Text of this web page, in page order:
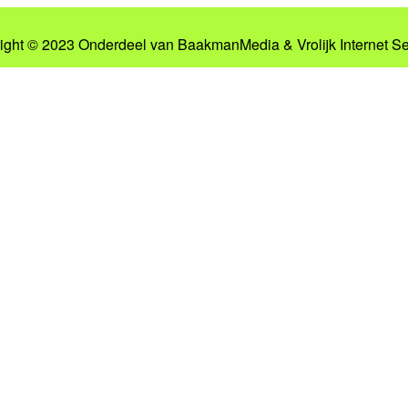
© 2023 Onderdeel van BaakmanMedia& Vrolijk Internet